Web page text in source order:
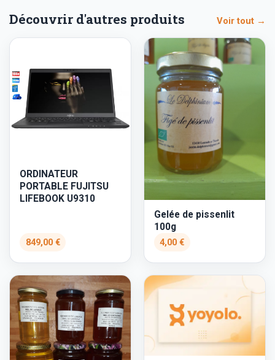
Découvrir d'autres produits Voir tout →
ORDINATEUR
PORTABLE FUJITSU
LIFEBOOK U9310
849,00 €
Gelée de pissenlit
100g
4,00 €